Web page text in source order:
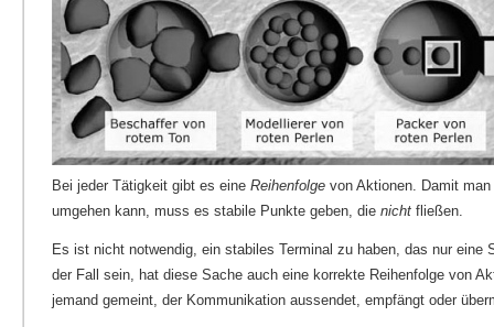
Bei jeder Tätigkeit gibt es eine Reihenfolge von Aktionen. Damit
umgehen kann, muss es stabile Punkte geben, die nicht fließen.
Es ist nicht notwendig, ein stabiles Terminal zu haben, das nur eine
der Fall sein, hat diese Sache auch eine korrekte Reihenfolge von
jemand gemeint, der Kommunikation aussendet, empfängt oder